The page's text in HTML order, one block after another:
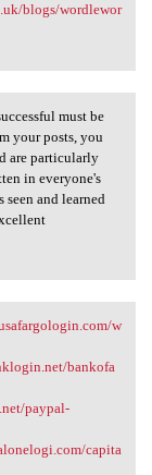
blogs/wordlewor
truly
must be
your posts, you
are particularly
in everyone's
and learned
w
bankofa
paypal-
capita